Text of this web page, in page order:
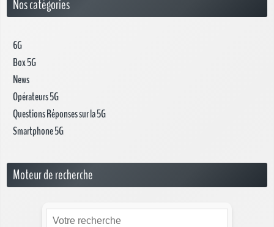
Nos catégories
6G
Box 5G
News
Opérateurs 5G
Questions Réponses sur la 5G
Smartphone 5G
Moteur de recherche